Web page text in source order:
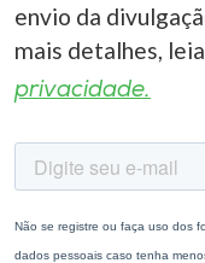
envio da
mais detalhes,
privacidade.